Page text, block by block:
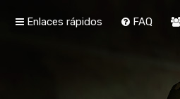
Enlaces rápidos FAQ